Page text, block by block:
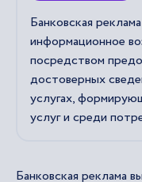
Банковская
информационное
посредством
достоверных
услугах,
услуг и среди
Банковская реклама